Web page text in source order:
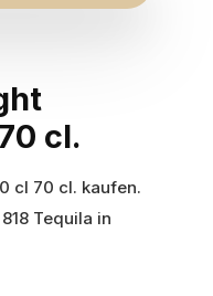
cl.
cl 70 cl. kaufen.
Tequila in